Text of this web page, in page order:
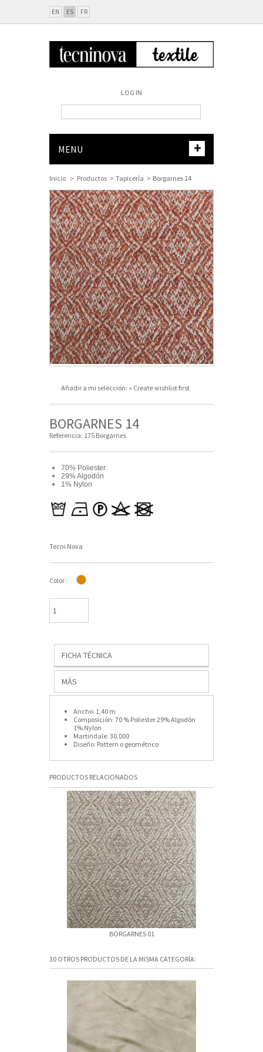
LOG IN
EN ES FR
+
MENU
Inicio > Productos > Tapicería > Borgarnes 14
Añadir a mi selección: » Create wishlist first
BORGARNES 14
Referencia: 175 Borgarnes
70% Poliester
29% Algodón
1% Nylon
Tecni Nova
Color :
FICHA TÉCNICA
MÁS
Ancho: 1,40 m
Composición: 70 % Poliester 29% Algodón
1% Nylon
Martindale: 30.000
Diseño: Pattern o geométrico
PRODUCTOS RELACIONADOS
BORGARNES 01
30 OTROS PRODUCTOS DE LA MISMA CATEGORÍA: